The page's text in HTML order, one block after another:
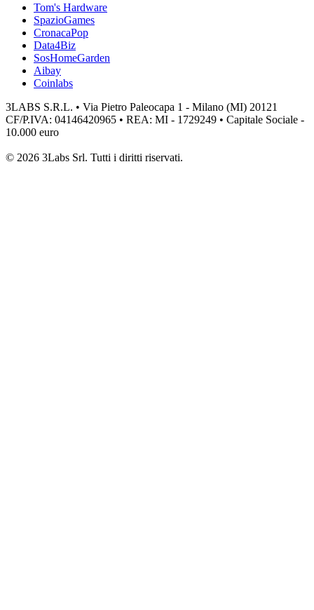
Tom's Hardware
SpazioGames
CronacaPop
Data4Biz
SosHomeGarden
Aibay
Coinlabs
3LABS S.R.L. • Via Pietro Paleocapa 1 - Milano (MI) 20121
CF/P.IVA: 04146420965 • REA: MI - 1729249 • Capitale Sociale -
10.000 euro
© 2026 3Labs Srl. Tutti i diritti riservati.